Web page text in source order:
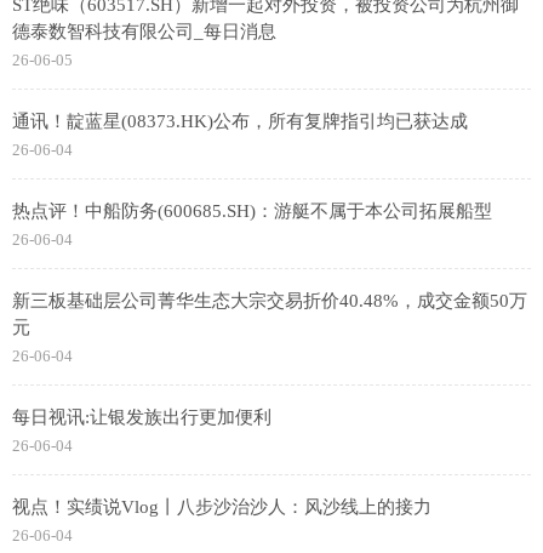
ST绝味（603517.SH）新增一起对外投资，被投资公司为杭州御
德泰数智科技有限公司_每日消息
26-06-05
通讯！靛蓝星(08373.HK)公布，所有复牌指引均已获达成
26-06-04
热点评！中船防务(600685.SH)：游艇不属于本公司拓展船型
26-06-04
新三板基础层公司菁华生态大宗交易折价40.48%，成交金额50万
元
26-06-04
每日视讯:让银发族出行更加便利
26-06-04
视点！实绩说Vlog丨八步沙治沙人：风沙线上的接力
26-06-04